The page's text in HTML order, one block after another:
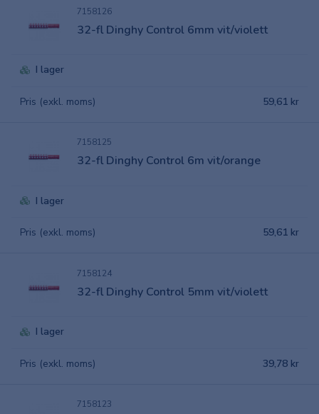
7158126
32-fl Dinghy Control 6mm vit/violett
I lager
Pris (exkl. moms) 59,61 kr
7158125
32-fl Dinghy Control 6m vit/orange
I lager
Pris (exkl. moms) 59,61 kr
7158124
32-fl Dinghy Control 5mm vit/violett
I lager
Pris (exkl. moms) 39,78 kr
7158123